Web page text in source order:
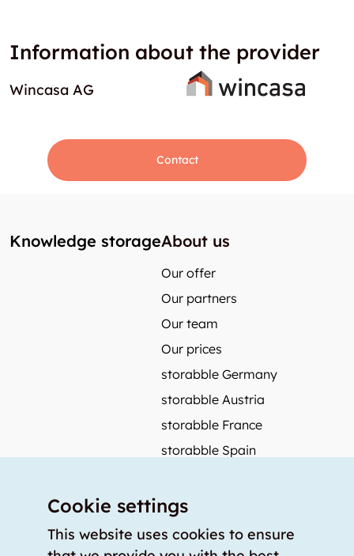
Information about the provider
Wincasa AG
Contact
Knowledge storageAbout us
Our offer
Our partners
Our team
Our prices
storabble Germany
storabble Austria
storabble France
storabble Spain
Press coverage
Cookie settings
This website uses cookies to ensure